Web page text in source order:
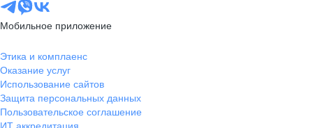
Мобильное приложение
Этика и комплаенс
Оказание услуг
Использование сайтов
Защита персональных данных
Пользовательское соглашение